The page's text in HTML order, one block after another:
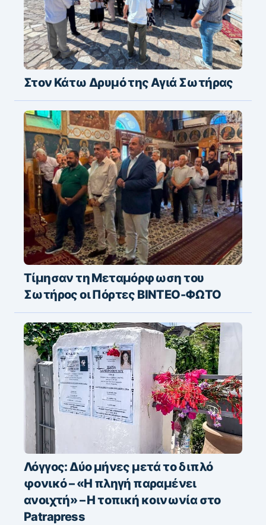
Στον Κάτω Δρυμό της Αγιά Σωτήρας
Τίμησαν τη Μεταμόρφωση του
Σωτήρος οι Πόρτες ΒΙΝΤΕΟ-ΦΩΤΟ
Λόγγος: Δύο μήνες μετά το διπλό
φονικό – «H πληγή παραμένει
ανοιχτή» – Η τοπική κοινωνία στο
Patrapress